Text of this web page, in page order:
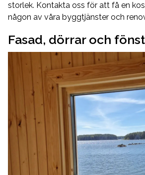
storlek. Kontakta oss för att få en
någon av våra byggtjänster och
Fasad, dörrar och